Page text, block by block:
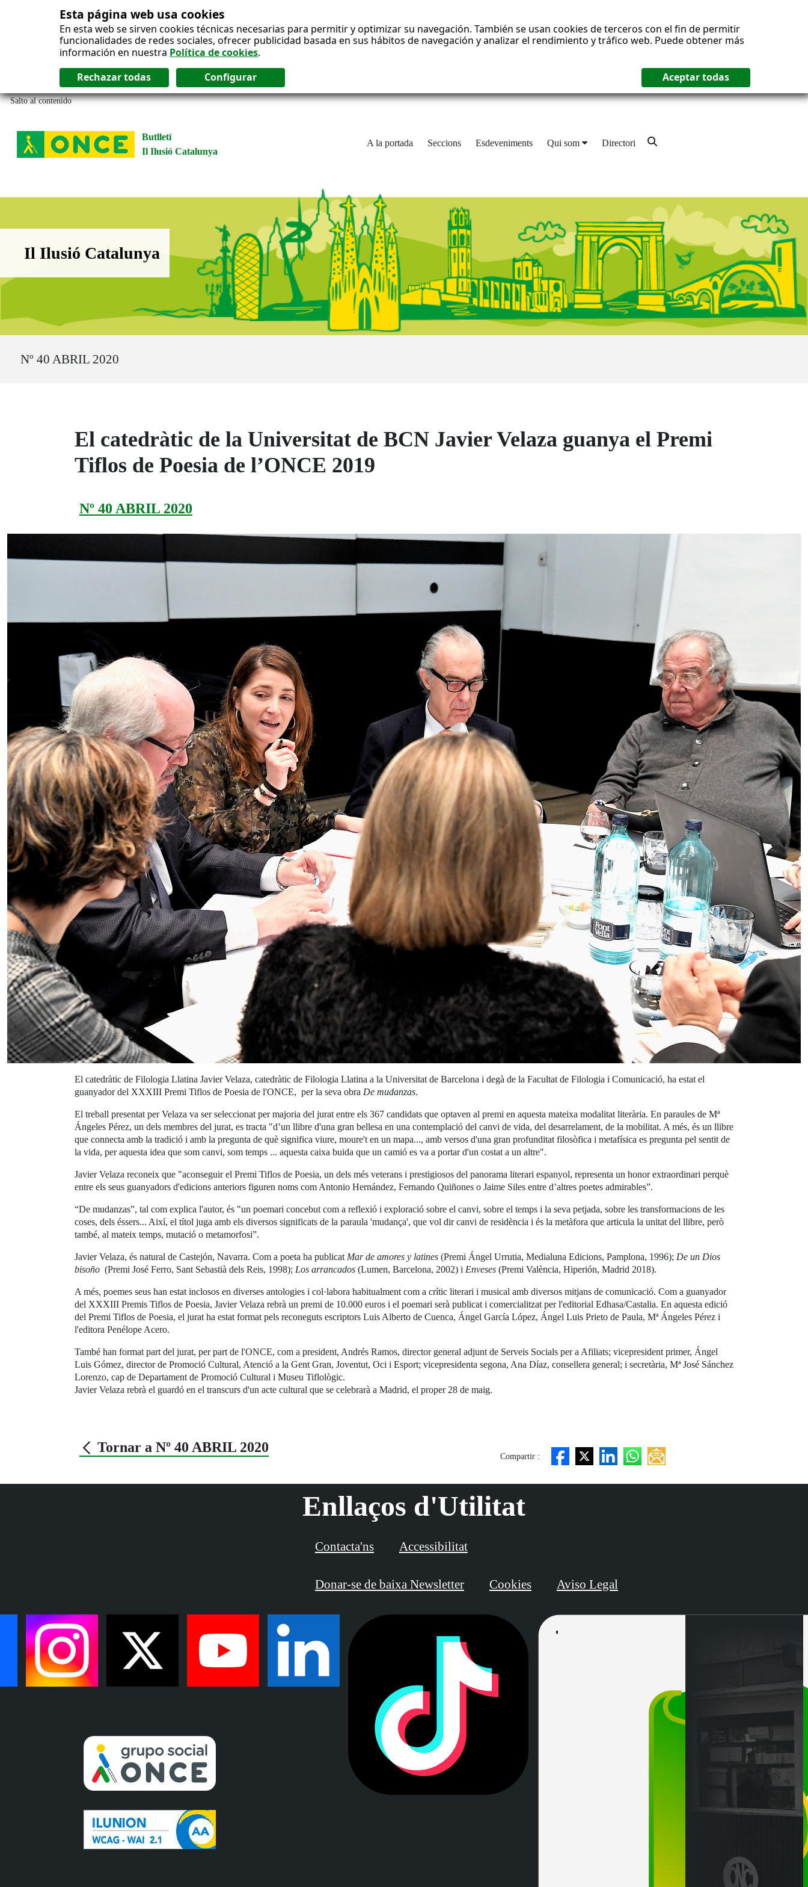
Esta página web usa cookies
En esta web se sirven cookies técnicas necesarias para permitir y optimizar su navegación. También se usan cookies de terceros con el fin de permitir
funcionalidades de redes sociales, ofrecer publicidad basada en sus hábitos de navegación y analizar el rendimiento y tráfico web. Puede obtener más
información en nuestra Política de cookies.
Salto al contenido
Butlletí
Il Ilusió Catalunya
A la portada Seccions Esdeveniments Qui som Directori
Boletín Il·lusió Catalunya
Il Ilusió Catalunya
Nº 40 ABRIL 2020
El catedràtic de la Universitat de BCN Javier Velaza guanya el Premi
Tiflos de Poesia de l’ONCE 2019
Nº 40 ABRIL 2020
El catedràtic de Filologia Llatina Javier Velaza, catedràtic de Filologia Llatina a la Universitat de Barcelona i degà de la Facultat de Filologia i Comunicació, ha estat el
guanyador del XXXIII Premi Tiflos de Poesia de l'ONCE, per la seva obra De mudanzas.
El treball presentat per Velaza va ser seleccionat per majoria del jurat entre els 367 candidats que optaven al premi en aquesta mateixa modalitat literària. En paraules de Mª
Ángeles Pérez, un dels membres del jurat, es tracta "d’un llibre d'una gran bellesa en una contemplació del canvi de vida, del desarrelament, de la mobilitat. A més, és un llibre
que connecta amb la tradició i amb la pregunta de què significa viure, moure't en un mapa..., amb versos d'una gran profunditat filosòfica i metafísica es pregunta pel sentit de
la vida, per aquesta idea que som canvi, som temps ... aquesta caixa buida que un camió es va a portar d'un costat a un altre".
Javier Velaza reconeix que "aconseguir el Premi Tiflos de Poesia, un dels més veterans i prestigiosos del panorama literari espanyol, representa un honor extraordinari perquè
entre els seus guanyadors d'edicions anteriors figuren noms com Antonio Hernández, Fernando Quiñones o Jaime Siles entre d’altres poetes admirables”.
“De mudanzas”, tal com explica l'autor, és "un poemari concebut com a reflexió i exploració sobre el canvi, sobre el temps i la seva petjada, sobre les transformacions de les
coses, dels éssers... Així, el títol juga amb els diversos significats de la paraula 'mudança', que vol dir canvi de residència i és la metàfora que articula la unitat del llibre, però
també, al mateix temps, mutació o metamorfosi”.
Javier Velaza, és natural de Castejón, Navarra. Com a poeta ha publicat Mar de amores y latines (Premi Ángel Urrutia, Medialuna Edicions, Pamplona, 1996); De un Dios
bisoño (Premi José Ferro, Sant Sebastià dels Reis, 1998); Los arrancados (Lumen, Barcelona, 2002) i Enveses (Premi València, Hiperión, Madrid 2018).
A més, poemes seus han estat inclosos en diverses antologies i col·labora habitualment com a crític literari i musical amb diversos mitjans de comunicació. Com a guanyador
del XXXIII Premis Tiflos de Poesia, Javier Velaza rebrà un premi de 10.000 euros i el poemari serà publicat i comercialitzat per l'editorial Edhasa/Castalia. En aquesta edició
del Premi Tiflos de Poesia, el jurat ha estat format pels reconeguts escriptors Luis Alberto de Cuenca, Ángel García López, Ángel Luis Prieto de Paula, Mª Ángeles Pérez i
l'editora Penélope Acero.
També han format part del jurat, per part de l'ONCE, com a president, Andrés Ramos, director general adjunt de Serveis Socials per a Afiliats; vicepresident primer, Ángel
Luis Gómez, director de Promoció Cultural, Atenció a la Gent Gran, Joventut, Oci i Esport; vicepresidenta segona, Ana Díaz, consellera general; i secretària, Mª José Sánchez
Lorenzo, cap de Departament de Promoció Cultural i Museu Tiflològic.
Javier Velaza rebrà el guardó en el transcurs d'un acte cultural que se celebrarà a Madrid, el proper 28 de maig.
Tornar a Nº 40 ABRIL 2020
Compartir :
Enllaços d'Utilitat
Contacta'ns Accessibilitat
Donar-se de baixa Newsletter Cookies Aviso Legal